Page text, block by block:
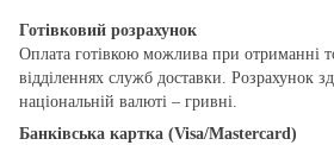
Готівковий розрахунок
Оплата готівкою можлива при отриманні
відділеннях служб доставки. Розрахунок
національній валюті – гривні.
Банківська картка (Visa/Mastercard)